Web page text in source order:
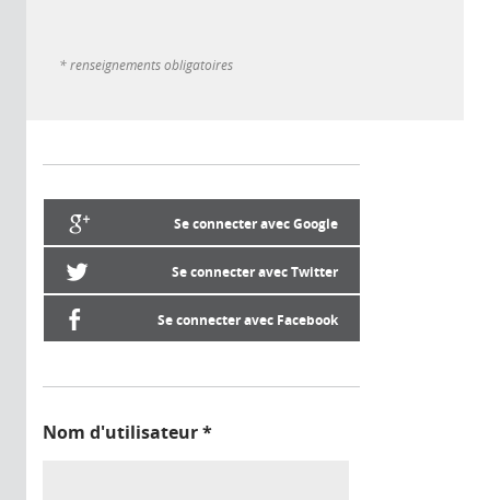
* renseignements obligatoires
Se connecter avec Google
Se connecter avec Twitter
Se connecter avec Facebook
Nom d'utilisateur*